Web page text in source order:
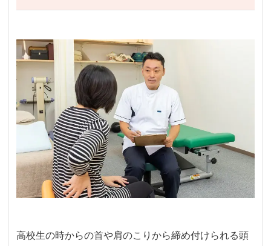
高校生の時からの首や肩のこりから締め付けられる頭